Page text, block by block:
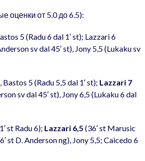
оценки от 5.0 до 6.5):
5 (Radu 6 dal 1′ st); Lazzari 6
sv dal 45′ st), Jony 5,5 (Lukaku sv
5 (Radu 5,5 dal 1′ st); Lazzari 7
sv dal 45′ st), Jony 6,5 (Lukaku 6 dal
st Radu 6); Lazzari 6,5 (36′ st Marusic
st D. Anderson ng), Jony 5,5; Caicedo 6